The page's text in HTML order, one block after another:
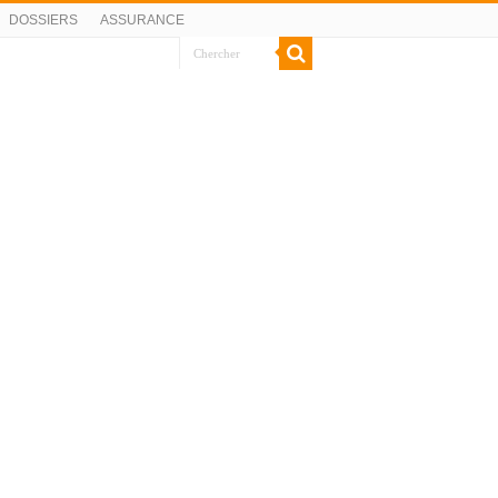
DOSSIERS ASSURANCE